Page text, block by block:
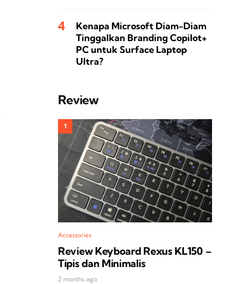
Kenapa Microsoft Diam-Diam
Tinggalkan Branding Copilot+
PC untuk Surface Laptop
Ultra?
Review
Accessories
Review Keyboard Rexus KL150 –
Tipis dan Minimalis
2 months ago